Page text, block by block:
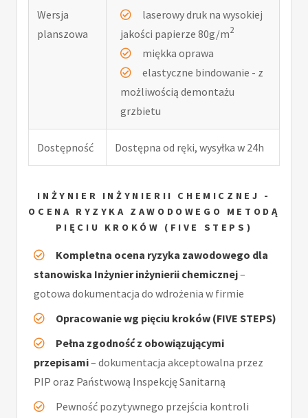
Wersja
planszowa
laserowy druk na wysokiej
jakości papierze 80g/m2
miękka oprawa
elastyczne bindowanie - z
możliwością demontażu
grzbietu
Dostępność Dostępna od ręki, wysyłka w 24h
INŻYNIER INŻYNIERII CHEMICZNEJ -
OCENA RYZYKA ZAWODOWEGO METODĄ
PIĘCIU KROKÓW (FIVE STEPS)
Kompletna ocena ryzyka zawodowego dla
stanowiska Inżynier inżynierii chemicznej–
gotowa dokumentacja do wdrożenia w firmie
Opracowanie wg pięciu kroków (FIVE STEPS)
Pełna zgodność z obowiązującymi
przepisami– dokumentacja akceptowalna przez
PIP oraz Państwową Inspekcję Sanitarną
Pewność pozytywnego przejścia kontroli